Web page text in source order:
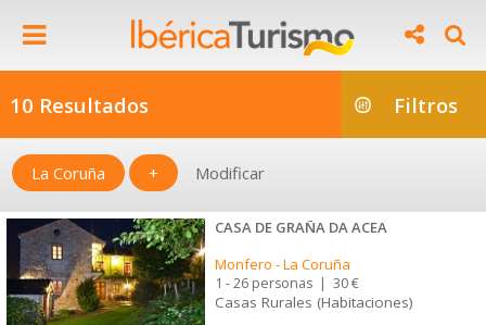
10 Resultados Filtros
La Coruña + Modificar
CASA DE GRAÑA DA ACEA
Monfero -La Coruña
1 - 26 personas | 30 €
Casas Rurales (Habitaciones)